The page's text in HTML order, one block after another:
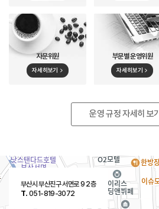
자문위원
자세히보기
부문별 운영위원
자세히보기
운영 규정 자세히 보기
부산시 부산진구 서면로 9 2층
T. 051-819-3072